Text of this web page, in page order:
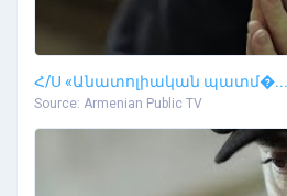
Հ/Ս «Անատոլիական պատմ�...
Source: Armenian Public TV